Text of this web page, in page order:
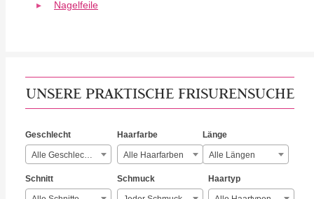
Nagelfeile
UNSERE PRAKTISCHE FRISURENSUCHE
Geschlecht
Alle Geschlechter
Haarfarbe
Alle Haarfarben
Länge
Alle Längen
Schnitt Schmuck Haartyp